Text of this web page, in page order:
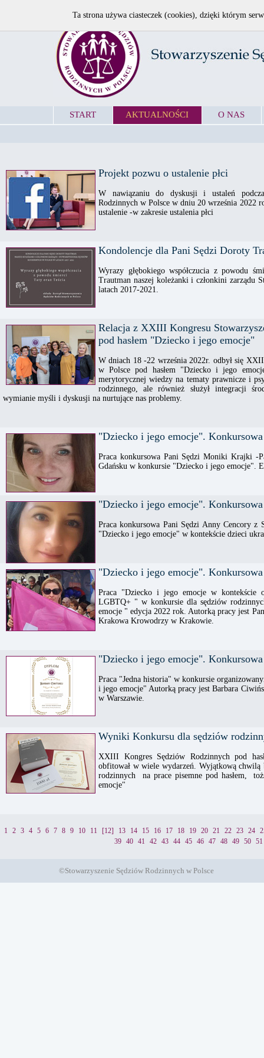
START AKTUALNOŚCI O NAS
Projekt pozwu o ustalenie płci
W nawiązaniu do dyskusji i ustaleń
Rodzinnych w Polsce w dniu 20 września 2022
ustalenie -w zakresie ustalenia płci
Kondolencje dla Pani Sędzi Doroty
Wyrazy głębokiego współczucia z powodu
Trautman naszej koleżanki i członkini zarządu
latach 2017-2021.
Relacja z XXIII Kongresu
pod hasłem "Dziecko i jego emocje"
W dniach 18 -22 września 2022r. odbył się
w Polsce pod hasłem "Dziecko i jego
merytorycznej wiedzy na tematy prawnicze i
rodzinnego, ale również służył integracji
wymianie myśli i dyskusji na nurtujące nas problemy.
"Dziecko i jego emocje".
Praca konkursowa Pani Sędzi Moniki Krajki -
Gdańsku w konkursie "Dziecko i jego emocje".
"Dziecko i jego emocje".
Praca konkursowa Pani Sędzi Anny Cencory z
"Dziecko i jego emocje" w kontekście dzieci
"Dziecko i jego emocje".
Praca "Dziecko i jego emocje w kontekście
LGBTQ+ " w konkursie dla sędziów
emocje " edycja 2022 rok. Autorką pracy jest
Krakowa Krowodrzy w Krakowie.
"Dziecko i jego emocje".
Praca "Jedna historia" w konkursie
i jego emocje" Autorką pracy jest Barbara
w Warszawie.
Wyniki Konkursu dla sędziów
XXIII Kongres Sędziów Rodzinnych pod
obfitował w wiele wydarzeń. Wyjątkową chwilą
rodzinnych na prace pisemne pod hasłem,
emocje"
1 2 3 4 5 6 7 8 9 10 11 [12] 13 14 15 16 17 18 19 20 21 22 23 24
39
40 41 42 43 44 45 46 47 48 49 50 51
©Stowarzyszenie Sędziów Rodzinnych w Polsce
Ta strona używa ciasteczek (cookies), dzięki którym